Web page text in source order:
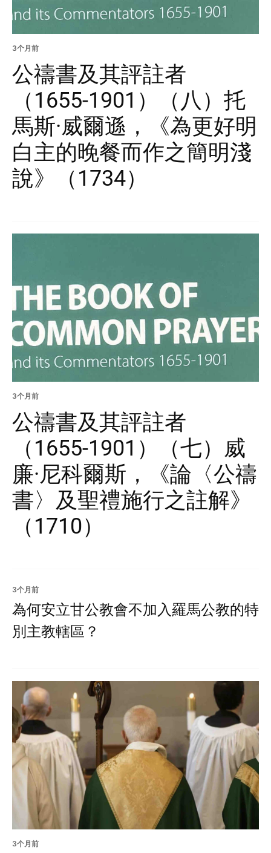
3个月前
公禱書及其評註者
（1655-1901）（八）托
馬斯·威爾遜，《為更好明
白主的晚餐而作之簡明淺
說》（1734）
3个月前
公禱書及其評註者
（1655-1901）（七）威
廉·尼科爾斯，《論〈公禱
書〉及聖禮施行之註解》
（1710）
3个月前
為何安立甘公教會不加入羅馬公教的特
別主教轄區？
3个月前